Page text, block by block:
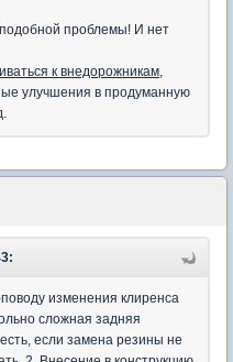
проблемы! И нет
к внедорожникам,
улучшения в продуманную
изменения клиренса
сложная задняя
если замена резины не